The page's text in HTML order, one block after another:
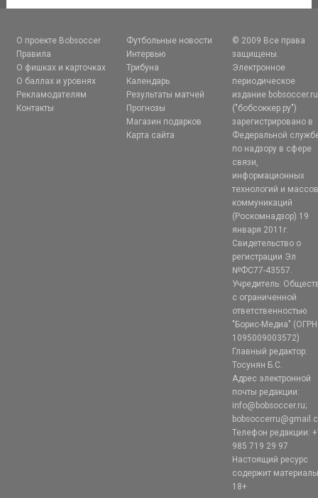
О проекте Bobsoccer
Правила
О фишках и карточках
О баллах и уровнях
Рекламодателям
Контакты
Футбольные новости
Интервью
Трибуна
Календарь
Результаты матчей
Прогнозы
Магазин подарков
Карта сайта
© 2009 Все права
защищены.
Электронное
периодическое
издание bobsoccer.ru
("бобсоккер.ру")
зарегистрировано в
Федеральной
по надзору в сфере
связи,
информационных
технологий и
коммуникаций
(Роскомнадзор) 19
января 2011г.
Свидетельство о
регистрации Эл
№ФС77-43557.
Учредитель:
с ограниченной
ответственностью
"Борис-Медиа" (ОГРН
1095009003572)
Главный редактор:
Тосунян Б.С.
Адрес электронной
почты редакции:
info@bobsoccer.ru;
Телефон редакции:
985 719 29 97
Настоящий ресурс
содержит
18+